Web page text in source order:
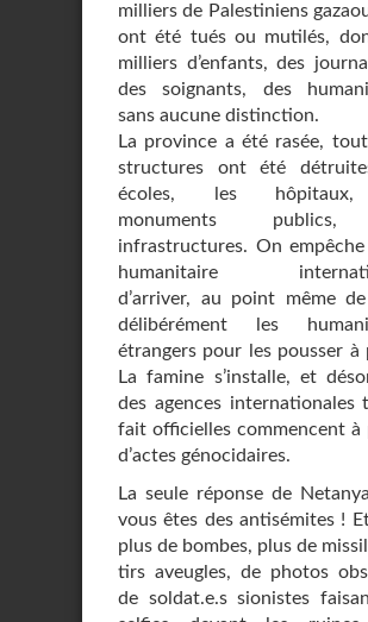
milliers de Palestiniens
ont été tués ou mutilés,
milliers d’enfants, des
des soignants, des
sans aucune distinction.
La province a été rasée,
structures ont été
écoles, les
monuments
infrastructures. On empêche
humanitaire
d’arriver, au point même
délibérément les
étrangers pour les pousser à
La famine s’installe, et
des agences internationales
fait officielles commencent à
d’actes génocidaires.
La seule réponse de
vous êtes des antisémites !
plus de bombes, plus de
tirs aveugles, de photos
de soldat.e.s sionistes